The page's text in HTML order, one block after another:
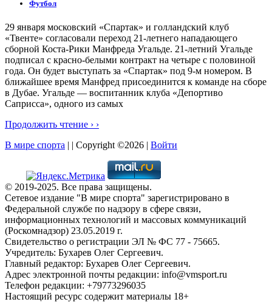
Футбол
29 января московский «Спартак» и голландский клуб
«Твенте» согласовали переход 21-летнего нападающего
сборной Коста-Рики Манфреда Угальде. 21-летний Угальде
подписал с красно-белыми контракт на четыре с половиной
года. Он будет выступать за «Спартак» под 9-м номером. В
ближайшее время Манфред присоединится к команде на сборе
в Дубае. Угальде — воспитанник клуба «Депортиво
Саприсса», одного из самых
Продолжить чтение › ›
В мире спорта | | Copyright ©2026 | Войти
© 2019-2025. Все права защищены.
Сетевое издание "В мире спорта" зарегистрировано в
Федеральной службе по надзору в сфере связи,
информационных технологий и массовых коммуникаций
(Роскомнадзор) 23.05.2019 г.
Свидетельство о регистрации ЭЛ № ФС 77 - 75665.
Учредитель: Бухарев Олег Сергеевич.
Главный редактор: Бухарев Олег Сергеевич.
Адрес электронной почты редакции: info@vmsport.ru
Телефон редакции: +79773296035
Настоящий ресурс содержит материалы 18+